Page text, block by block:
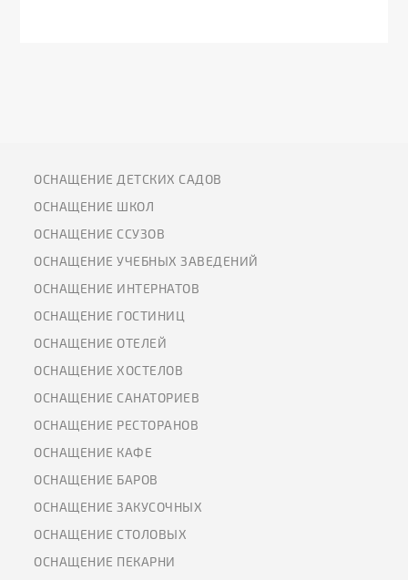
ОСНАЩЕНИЕ ДЕТСКИХ САДОВ
ОСНАЩЕНИЕ ШКОЛ
ОСНАЩЕНИЕ ССУЗОВ
ОСНАЩЕНИЕ УЧЕБНЫХ ЗАВЕДЕНИЙ
ОСНАЩЕНИЕ ИНТЕРНАТОВ
ОСНАЩЕНИЕ ГОСТИНИЦ
ОСНАЩЕНИЕ ОТЕЛЕЙ
ОСНАЩЕНИЕ ХОСТЕЛОВ
ОСНАЩЕНИЕ САНАТОРИЕВ
ОСНАЩЕНИЕ РЕСТОРАНОВ
ОСНАЩЕНИЕ КАФЕ
ОСНАЩЕНИЕ БАРОВ
ОСНАЩЕНИЕ ЗАКУСОЧНЫХ
ОСНАЩЕНИЕ СТОЛОВЫХ
ОСНАЩЕНИЕ ПЕКАРНИ